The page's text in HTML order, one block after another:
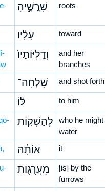
שָׁרֳשֶׁ֣יהָ roots
עָלָ֗יו toward
וְדָֽלִיּוֹתָיו֙
and her
branches
שִׁלְחָה־ and shot forth
לּ֔וֹ to him
לְהַשְׁק֣וֹת
who he might
water
אוֹתָ֔הּ it
מֵעֲרֻג֖וֹת
[is] by the
furrows